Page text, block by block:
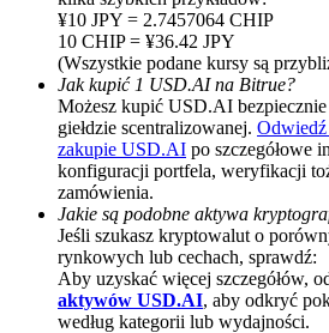
BTC Welcome Rewards
BTC Welcome Rewards
¥10 JPY = 2.7457064 CHIP
10 CHIP = ¥36.42 JPY
(Wszystkie podane kursy są
Jak kupić 1 USD.AI na Bitrue?
Możesz kupić USD.AI bezpiecznie
giełdzie scentralizowanej.
zakupie USD.AI po szczegółowe
konfiguracji portfela, weryfikacji
zamówienia.
Jakie są podobne aktywa
Jeśli szukasz kryptowalut o
rynkowych lub cechach, sprawdź:
Aby uzyskać więcej szczegółów,
aktywów USD.AI, aby odkryć
według kategorii lub wydajności.